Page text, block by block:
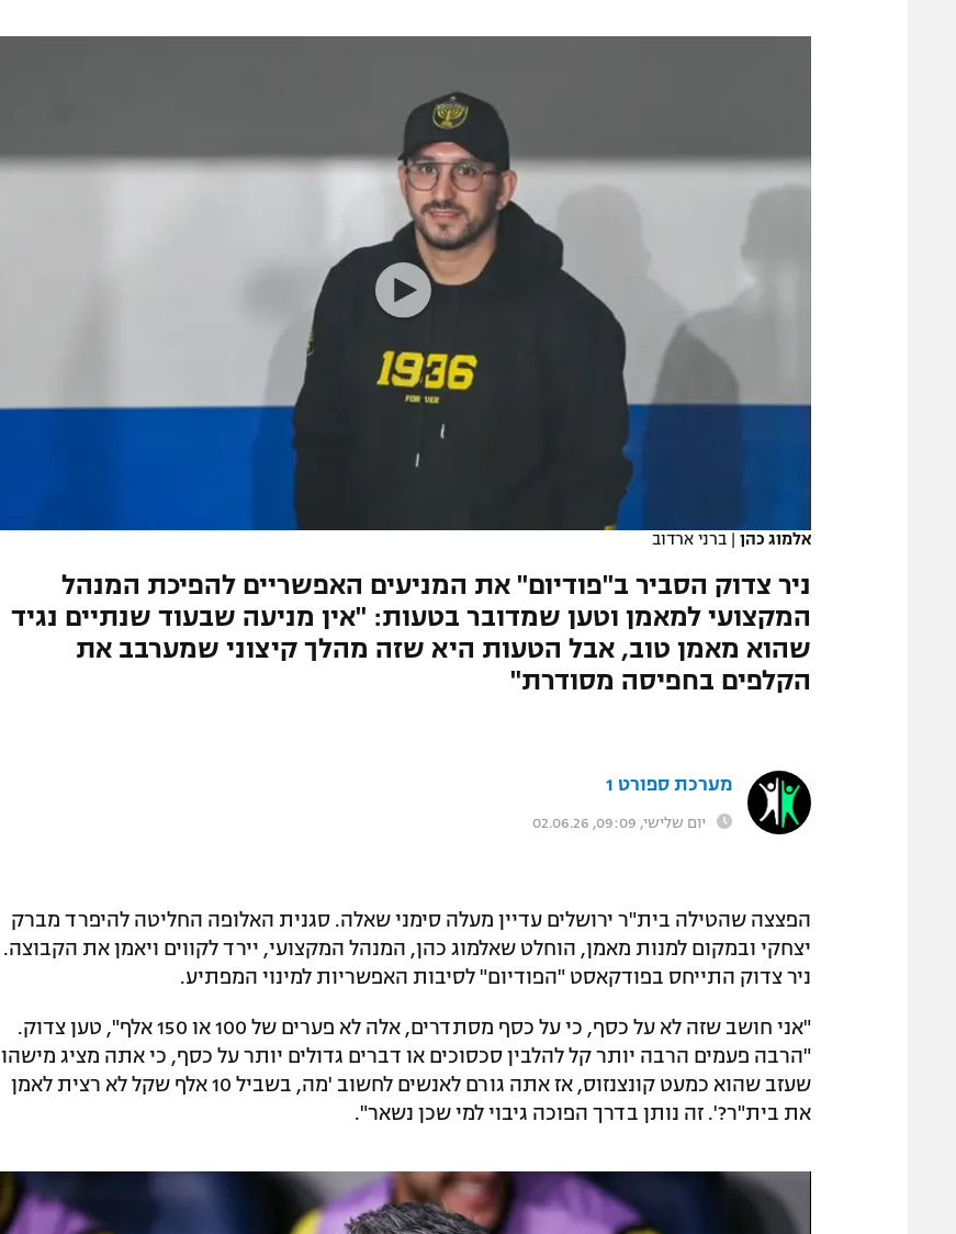
טניס
מדיניות פרטיות
תקנון פעילות ספורט 1
רשיון להקרנה פומבית לבית עסק
הצטרפות לחבילת הערוצים
הפועל תל אביב
הפועל באר שבע
מכבי נתניה
בני יהודה
ליגה סינית
אלמוג כהן | ברני ארדוב
ניר צדוק הסביר ב"פודיום" את המניעים האפשריים להפיכת המנהל
המקצועי למאמן וטען שמדובר בטעות: "אין מניעה שבעוד שנתיים נגיד
שהוא מאמן טוב, אבל הטעות היא שזה מהלך קיצוני שמערבב את
הקלפים בחפיסה מסודרת"
מערכת ספורט 1
יום שלישי, 09:09, 02.06.26
הפצצה שהטילה בית"ר ירושלים עדיין מעלה סימני שאלה. סגנית האלופה החליטה להיפרד מברק
יצחקי ובמקום למנות מאמן, הוחלט שאלמוג כהן, המנהל המקצועי, יירד לקווים ויאמן את הקבוצה.
ניר צדוק התייחס בפודקאסט "הפודיום" לסיבות האפשריות למינוי המפתיע.
"אני חושב שזה לא על כסף, כי על כסף מסתדרים, אלה לא פערים של 100 או 150 אלף", טען צדוק.
"הרבה פעמים הרבה יותר קל להלבין סכסוכים או דברים גדולים יותר על כסף, כי אתה מציג מישהו
שעזב שהוא כמעט קונצנזוס, אז אתה גורם לאנשים לחשוב 'מה, בשביל 10 אלף שקל לא רצית לאמן
את בית"ר?'. זה נותן בדרך הפוכה גיבוי למי שכן נשאר".